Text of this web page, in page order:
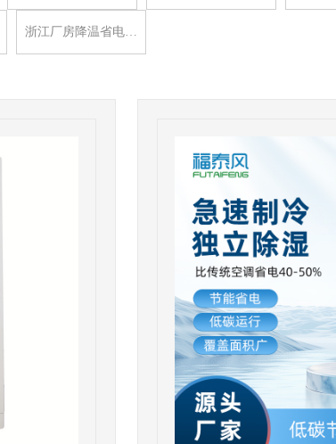
浙江厂房降温省电…